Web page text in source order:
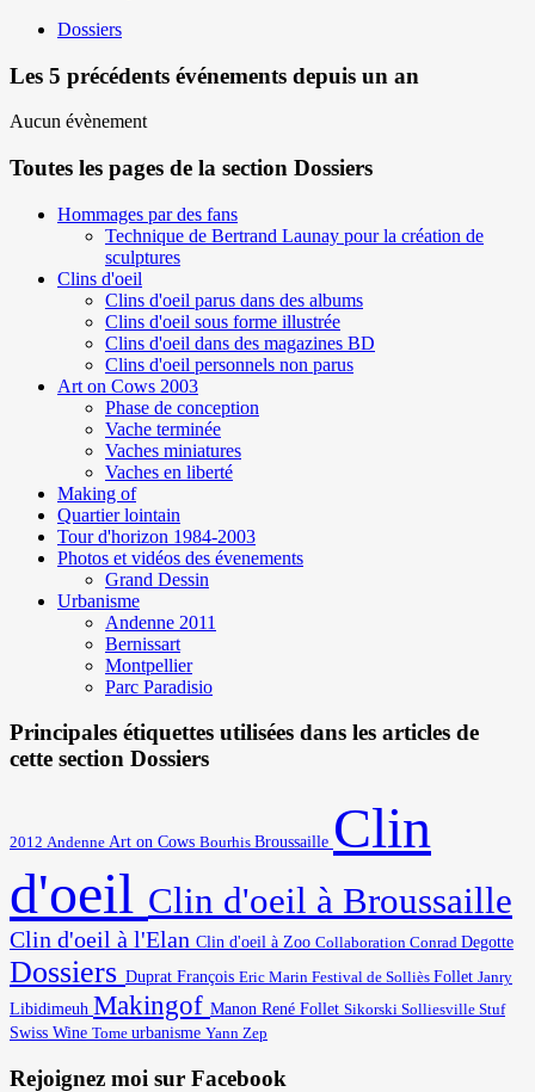
Dossiers
Les 5 précédents événements depuis un an
Aucun évènement
Toutes les pages de la section Dossiers
Hommages par des fans
Technique de Bertrand Launay pour la création de
sculptures
Clins d'oeil
Clins d'oeil parus dans des albums
Clins d'oeil sous forme illustrée
Clins d'oeil dans des magazines BD
Clins d'oeil personnels non parus
Art on Cows 2003
Phase de conception
Vache terminée
Vaches miniatures
Vaches en liberté
Making of
Quartier lointain
Tour d'horizon 1984-2003
Photos et vidéos des évenements
Grand Dessin
Urbanisme
Andenne 2011
Bernissart
Montpellier
Parc Paradisio
Principales étiquettes utilisées dans les articles de
cette section Dossiers
2012 Andenne Art on Cows Bourhis Broussaille Clin
d'oeil Clin d'oeil à Broussaille
Clin d'oeil à l'Elan Clin d'oeil à Zoo Collaboration Conrad Degotte
Dossiers Duprat François Eric Marin Festival de Solliès Follet Janry
Libidimeuh Makingof Manon René Follet Sikorski Solliesville Stuf
Swiss Wine Tome urbanisme Yann Zep
Rejoignez moi sur Facebook